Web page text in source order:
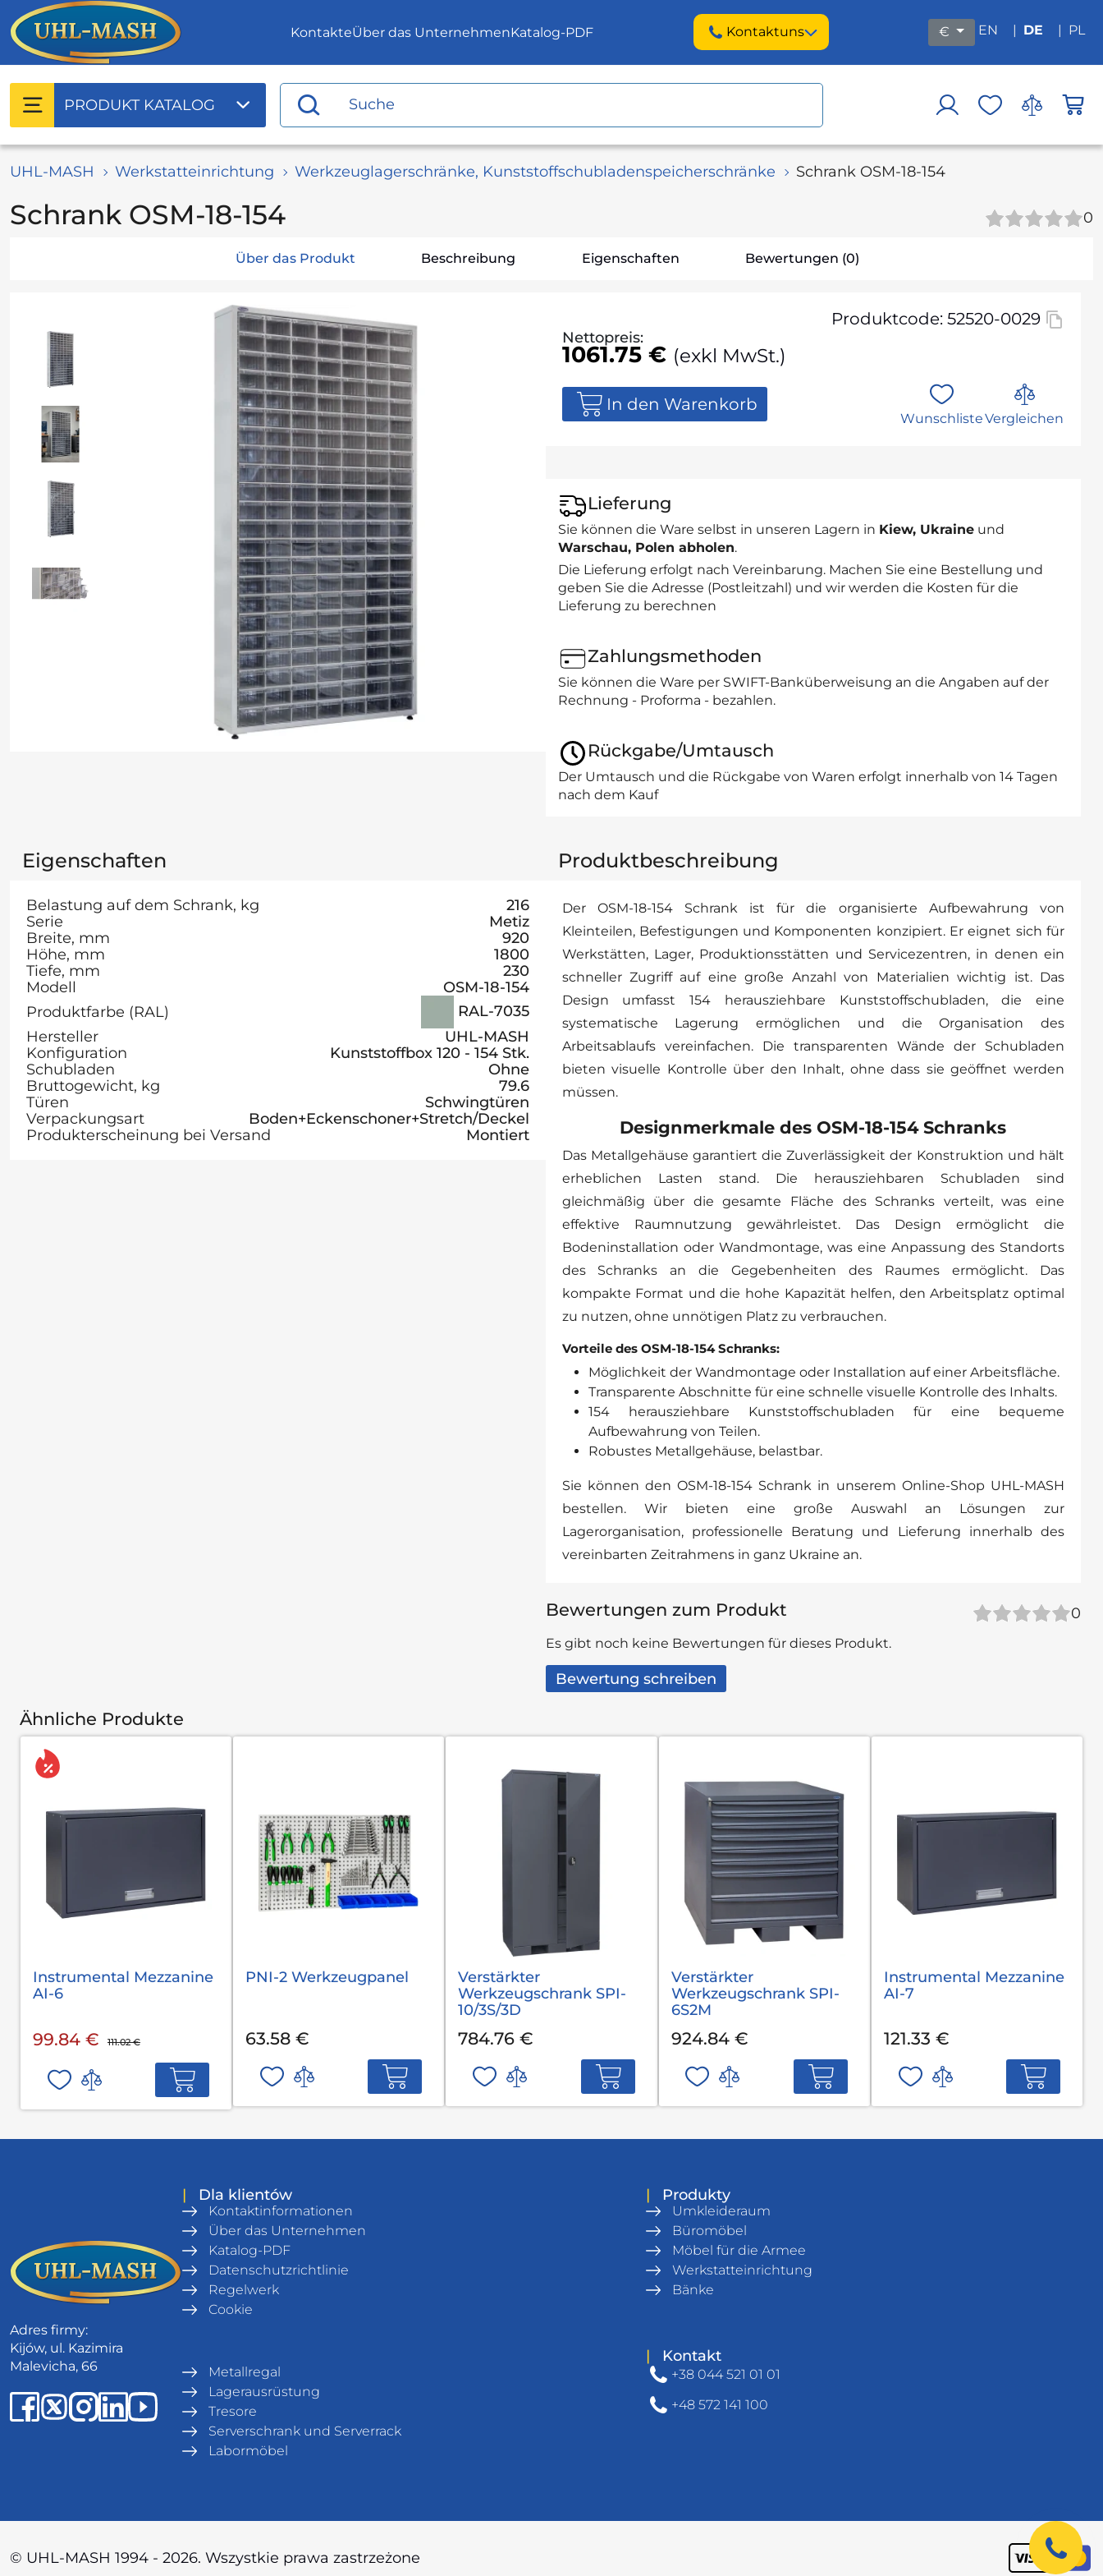
KontakteÜber das UnternehmenKatalog-PDF Kontaktuns € EN | DE | PL
PRODUKT KATALOG
UHL-MASH Werkstatteinrichtung Werkzeuglagerschränke, Kunststoffschubladenspeicherschränke Schrank OSM-18-154
Schrank OSM-18-154 0
Über das Produkt Beschreibung Eigenschaften Bewertungen (0)
Produktcode: 52520-0029
Nettopreis:
1061.75 € (exkl MwSt.)
In den Warenkorb
WunschlisteVergleichen
Lieferung
Sie können die Ware selbst in unseren Lagern in Kiew, Ukraineund
Warschau, Polen abholen.
Die Lieferung erfolgt nach Vereinbarung. Machen Sie eine Bestellung und
geben Sie die Adresse (Postleitzahl) und wir werden die Kosten für die
Lieferung zu berechnen
Zahlungsmethoden
Sie können die Ware per SWIFT-Banküberweisung an die Angaben auf der
Rechnung - Proforma - bezahlen.
Rückgabe/Umtausch
Der Umtausch und die Rückgabe von Waren erfolgt innerhalb von 14 Tagen
nach dem Kauf
Eigenschaften
Belastung auf dem Schrank, kg
216
Serie
Metiz
Breite, mm
920
Höhe, mm
1800
Tiefe, mm
230
Modell
OSM-18-154
Produktfarbe (RAL)
RAL-7035
Hersteller
UHL-MASH
Konfiguration
Kunststoffbox 120 - 154 Stk.
Schubladen
Ohne
Bruttogewicht, kg
79.6
Türen
Schwingtüren
Verpackungsart
Boden+Eckenschoner+Stretch/Deckel
Produkterscheinung bei Versand
Montiert
Produktbeschreibung
Der OSM-18-154 Schrank ist für die organisierte Aufbewahrung von
Kleinteilen, Befestigungen und Komponenten konzipiert. Er eignet sich für
Werkstätten, Lager, Produktionsstätten und Servicezentren, in denen ein
schneller Zugriff auf eine große Anzahl von Materialien wichtig ist. Das
Design umfasst 154 herausziehbare Kunststoffschubladen, die eine
systematische Lagerung ermöglichen und die Organisation des
Arbeitsablaufs vereinfachen. Die transparenten Wände der Schubladen
bieten visuelle Kontrolle über den Inhalt, ohne dass sie geöffnet werden
müssen.
Designmerkmale des OSM-18-154 Schranks
Das Metallgehäuse garantiert die Zuverlässigkeit der Konstruktion und hält
erheblichen Lasten stand. Die herausziehbaren Schubladen sind
gleichmäßig über die gesamte Fläche des Schranks verteilt, was eine
effektive Raumnutzung gewährleistet. Das Design ermöglicht die
Bodeninstallation oder Wandmontage, was eine Anpassung des Standorts
des Schranks an die Gegebenheiten des Raumes ermöglicht. Das
kompakte Format und die hohe Kapazität helfen, den Arbeitsplatz optimal
zu nutzen, ohne unnötigen Platz zu verbrauchen.
Vorteile des OSM-18-154 Schranks:
Möglichkeit der Wandmontage oder Installation auf einer Arbeitsfläche.
Transparente Abschnitte für eine schnelle visuelle Kontrolle des Inhalts.
154 herausziehbare Kunststoffschubladen für eine bequeme
Aufbewahrung von Teilen.
Robustes Metallgehäuse, belastbar.
Sie können den OSM-18-154 Schrank in unserem Online-Shop UHL-MASH
bestellen. Wir bieten eine große Auswahl an Lösungen zur
Lagerorganisation, professionelle Beratung und Lieferung innerhalb des
vereinbarten Zeitrahmens in ganz Ukraine an.
Bewertungen zum Produkt 0
Es gibt noch keine Bewertungen für dieses Produkt.
Bewertung schreiben
Ähnliche Produkte
Instrumental Mezzanine
AI-6
99.84 € 111.02 €
PNI-2 Werkzeugpanel
63.58 €
Verstärkter
Werkzeugschrank SPI-
10/3S/3D
784.76 €
Verstärkter
Werkzeugschrank SPI-
6S2M
924.84 €
Instrumental Mezzanine
AI-7
121.33 €
Adres firmy:
Kijów, ul. Kazimira
Malevicha, 66
| Dla klientów
Kontaktinformationen
Über das Unternehmen
Katalog-PDF
Datenschutzrichtlinie
Regelwerk
Cookie
| Produkty
Umkleideraum
Büromöbel
Möbel für die Armee
Werkstatteinrichtung
Bänke
Metallregal
Lagerausrüstung
Tresore
Serverschrank und Serverrack
Labormöbel
| Kontakt
+38 044 521 01 01
+48 572 141 100
© UHL-MASH 1994 - 2026. Wszystkie prawa zastrzeżone